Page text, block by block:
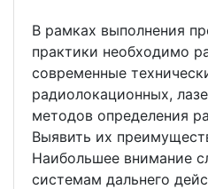
В рамках выполнения
практики необходимо
современные
радиолокационных,
методов определения
Выявить их
Наибольшее внимание
системам дальнего